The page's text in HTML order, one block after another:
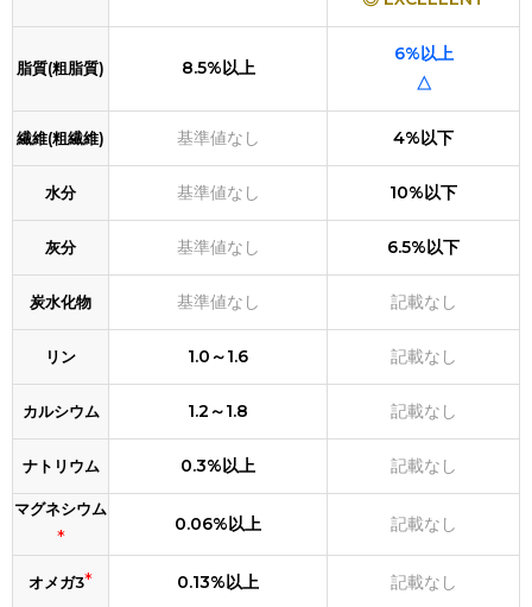
脂質(粗脂質) 8.5%以上
6%以上
△
繊維(粗繊維) 基準値なし 4%以下
水分 基準値なし 10%以下
灰分 基準値なし 6.5%以下
炭水化物 基準値なし 記載なし
リン 1.0～1.6 記載なし
カルシウム 1.2～1.8 記載なし
ナトリウム 0.3%以上 記載なし
マグネシウム
*
0.06%以上 記載なし
オメガ3* 0.13%以上 記載なし